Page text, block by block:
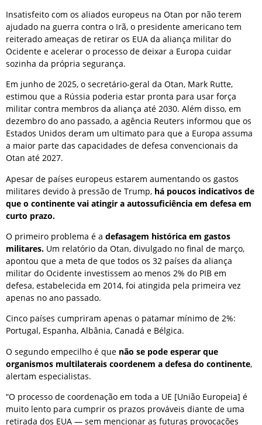
Insatisfeito com os aliados europeus na Otan por não terem
ajudado na guerra contra o Irã, o presidente americano tem
reiterado ameaças de retirar os EUA da aliança militar do
Ocidente e acelerar o processo de deixar a Europa cuidar
sozinha da própria segurança.
Em junho de 2025, o secretário-geral da Otan, Mark Rutte,
estimou que a Rússia poderia estar pronta para usar força
militar contra membros da aliança até 2030. Além disso, em
dezembro do ano passado, a agência Reuters informou que os
Estados Unidos deram um ultimato para que a Europa assuma
a maior parte das capacidades de defesa convencionais da
Otan até 2027.
Apesar de países europeus estarem aumentando os gastos
militares devido à pressão de Trump, há poucos indicativos de
que o continente vai atingir a autossuficiência em defesa em
curto prazo.
O primeiro problema é a defasagem histórica em gastos
militares. Um relatório da Otan, divulgado no final de março,
apontou que a meta de que todos os 32 países da aliança
militar do Ocidente investissem ao menos 2% do PIB em
defesa, estabelecida em 2014, foi atingida pela primeira vez
apenas no ano passado.
Cinco países cumpriram apenas o patamar mínimo de 2%:
Portugal, Espanha, Albânia, Canadá e Bélgica.
O segundo empecilho é que não se pode esperar que
organismos multilaterais coordenem a defesa do continente,
alertam especialistas.
“O processo de coordenação em toda a UE [União Europeia] é
muito lento para cumprir os prazos prováveis ​​diante de uma
retirada dos EUA — sem mencionar as futuras provocações